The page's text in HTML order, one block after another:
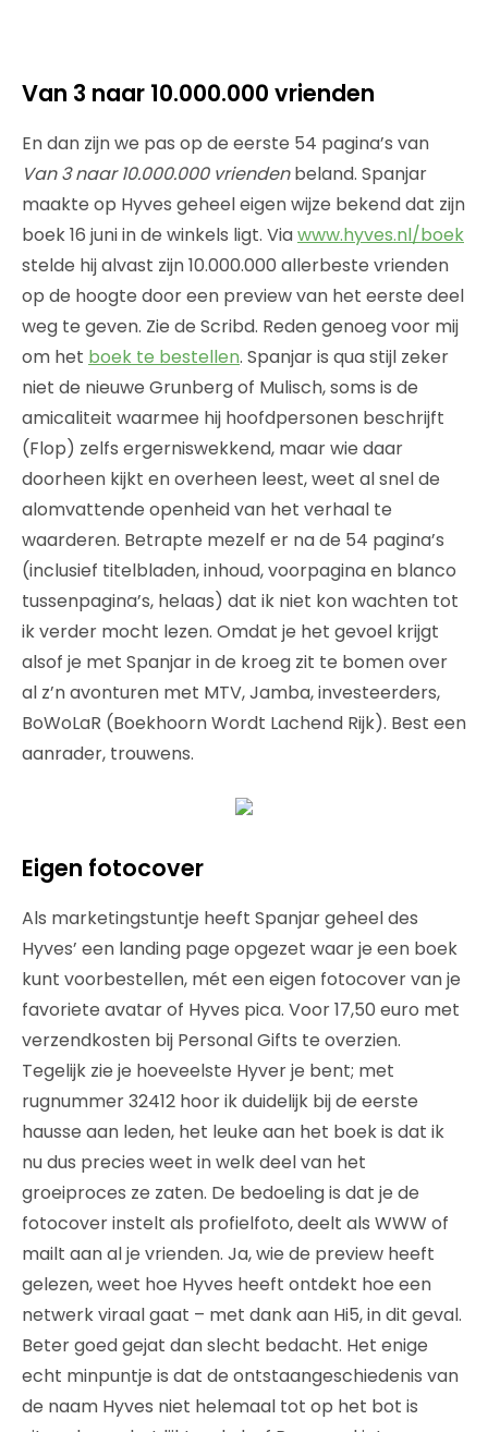
Van 3 naar 10.000.000 vrienden
En dan zijn we pas op de eerste 54 pagina’s van
Van 3 naar 10.000.000 vriendenbeland. Spanjar
maakte op Hyves geheel eigen wijze bekend dat zijn
boek 16 juni in de winkels ligt. Viawww.hyves.nl/boek
stelde hij alvast zijn 10.000.000 allerbeste vrienden
op de hoogte door een preview van het eerste deel
weg te geven. Zie de Scribd. Reden genoeg voor mij
om het boek te bestellen. Spanjar is qua stijl zeker
niet de nieuwe Grunberg of Mulisch, soms is de
amicaliteit waarmee hij hoofdpersonen beschrijft
(Flop) zelfs ergerniswekkend, maar wie daar
doorheen kijkt en overheen leest, weet al snel de
alomvattende openheid van het verhaal te
waarderen. Betrapte mezelf er na de 54 pagina’s
(inclusief titelbladen, inhoud, voorpagina en blanco
tussenpagina’s, helaas) dat ik niet kon wachten tot
ik verder mocht lezen. Omdat je het gevoel krijgt
alsof je met Spanjar in de kroeg zit te bomen over
al z’n avonturen met MTV, Jamba, investeerders,
BoWoLaR (Boekhoorn Wordt Lachend Rijk). Best een
aanrader, trouwens.
Eigen fotocover
Als marketingstuntje heeft Spanjar geheel des
Hyves’ een landing page opgezet waar je een boek
kunt voorbestellen, mét een eigen fotocover van je
favoriete avatar of Hyves pica. Voor 17,50 euro met
verzendkosten bij Personal Gifts te overzien.
Tegelijk zie je hoeveelste Hyver je bent; met
rugnummer 32412 hoor ik duidelijk bij de eerste
hausse aan leden, het leuke aan het boek is dat ik
nu dus precies weet in welk deel van het
groeiproces ze zaten. De bedoeling is dat je de
fotocover instelt als profielfoto, deelt als WWW of
mailt aan al je vrienden. Ja, wie de preview heeft
gelezen, weet hoe Hyves heeft ontdekt hoe een
netwerk viraal gaat – met dank aan Hi5, in dit geval.
Beter goed gejat dan slecht bedacht. Het enige
echt minpuntje is dat de ontstaangeschiedenis van
de naam Hyves niet helemaal tot op het bot is